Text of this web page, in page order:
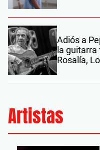
Adiós a
la
Rosalía,
Artistas